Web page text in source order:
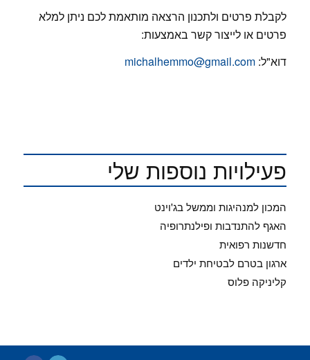
לקבלת פרטים ולתכנון הרצאה מותאמת לכם ניתן למלא
פרטים או לייצור קשר באמצעות:
דוא"ל: michalhemmo@gmail.com
פעילויות נוספות שלי
המכון למנהיגות וממשל בג'וינט
האגף להתנדבות ופילנתרופיה
חדשנות רפואית
ארגון בטרם לבטיחת ילדים
קליניקה פלוס